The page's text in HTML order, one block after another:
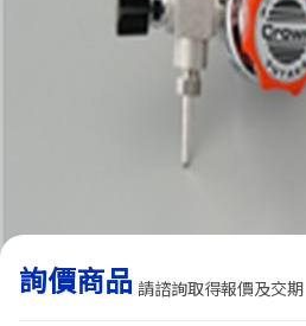
詢價商品 請諮詢取得報價及交期